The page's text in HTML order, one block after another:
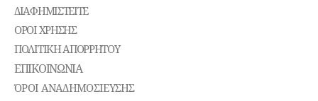
ΔΙΑΦΗΜΙΣΤΕΊΤΕ
ΌΡΟΙ ΧΡΉΣΗΣ
ΠΟΛΙΤΙΚΉ ΑΠΟΡΡΉΤΟΥ
ΕΠΙΚΟΙΝΩΝΊΑ
ΌΡΟΙ ΑΝΑΔΗΜΟΣΙΕΥΣΗΣ